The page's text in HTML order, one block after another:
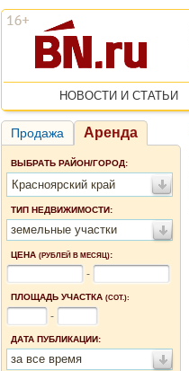
НОВОСТИ И СТАТЬИ
Продажа Аренда
ВЫБРАТЬ РАЙОН/ГОРОД:
Красноярский край
ТИП НЕДВИЖИМОСТИ:
земельные участки
ЦЕНА (РУБЛЕЙ В МЕСЯЦ):
-
ПЛОЩАДЬ УЧАСТКА (СОТ.):
-
ДАТА ПУБЛИКАЦИИ:
за все время